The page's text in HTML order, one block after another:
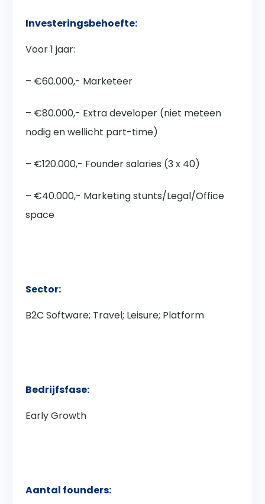
Investeringsbehoefte:
Voor 1 jaar:
– €60.000,- Marketeer
– €80.000,- Extra developer (niet meteen
nodig en wellicht part-time)
– €120.000,- Founder salaries (3 x 40)
– €40.000,- Marketing stunts/Legal/Office
space
Sector:
B2C Software; Travel; Leisure; Platform
Bedrijfsfase:
Early Growth
Aantal founders: